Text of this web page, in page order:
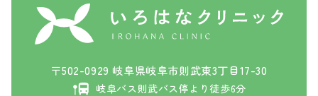
〒502-0929 岐阜県岐阜市則武東3丁目17-30
岐阜バス則武バス停より徒歩6分